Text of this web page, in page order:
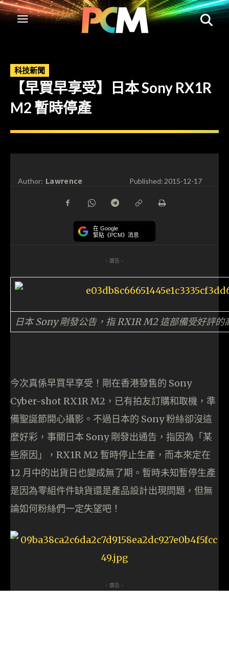
科技新聞
【早買早享受】日本 Sony RX1R
M2 暫時停產
Author: Lawrence Published:2015-12-17
在 Google
緊貼《PCM》消息
- 廣告 -
日本 Sony 剛發公告，指 RX1R M2 這部備受好評
今次真係早買早享受！剛在香港發售的 Sony
Cyber-shot RX1R M2，已有拍友訂購和取機，準
備聖誕節開心攝影。不過日本的 Sony 粉絲卻沒這
麼好彩，事關日本 Sony 剛發出通告，指因為「某
些原因」，RX1R M2 暫時停止生產，而本來定在
12 月中的出貨日也變成無了期。暫時未知暫停生產
是因為零組件件缺貨還是產品設計出現問題，但無
論如何粉絲們一定失望吧！
- 廣告 -